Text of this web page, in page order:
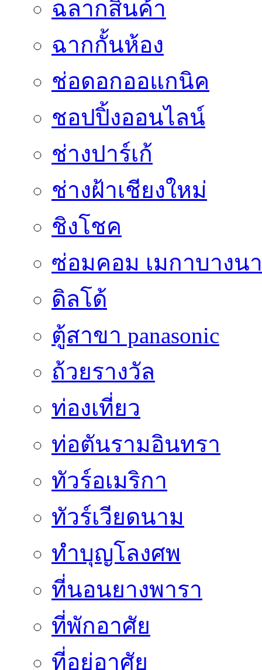
ฉลากสินค้า
ฉากกั้นห้อง
ช่อดอกออแกนิค
ชอปปิ้งออนไลน์
ช่างปาร์เก้
ช่างฝ้าเชียงใหม่
ชิงโชค
ซ่อมคอม เมกาบางนา
ดิลโด้
ตู้สาขา panasonic
ถ้วยรางวัล
ท่องเที่ยว
ท่อตันรามอินทรา
ทัวร์อเมริกา
ทัวร์เวียดนาม
ทำบุญโลงศพ
ที่นอนยางพารา
ที่พักอาศัย
ที่อยู่อาศัย